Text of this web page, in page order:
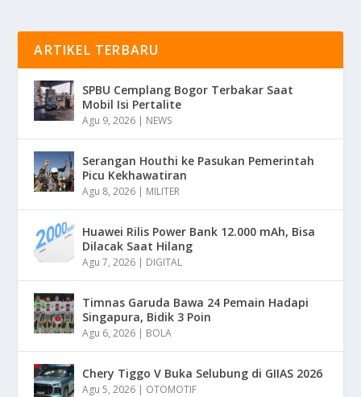
ARTIKEL TERBARU
SPBU Cemplang Bogor Terbakar Saat
Mobil Isi Pertalite
Agu 9, 2026 | NEWS
Serangan Houthi ke Pasukan Pemerintah
Picu Kekhawatiran
Agu 8, 2026 | MILITER
Huawei Rilis Power Bank 12.000 mAh, Bisa
Dilacak Saat Hilang
Agu 7, 2026 | DIGITAL
Timnas Garuda Bawa 24 Pemain Hadapi
Singapura, Bidik 3 Poin
Agu 6, 2026 | BOLA
Chery Tiggo V Buka Selubung di GIIAS 2026
Agu 5, 2026 | OTOMOTIF